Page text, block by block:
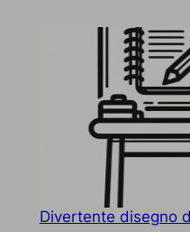
Divertente disegno